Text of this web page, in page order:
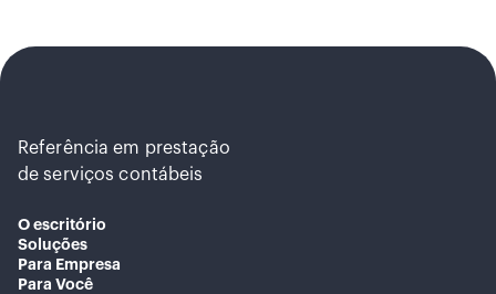
Referência em prestação
de serviços contábeis
O escritório
Soluções
Para Empresa
Para Você